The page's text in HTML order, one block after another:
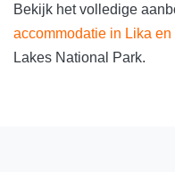
Bekijk het volledige
accommodatie in Lika
Lakes National Park.